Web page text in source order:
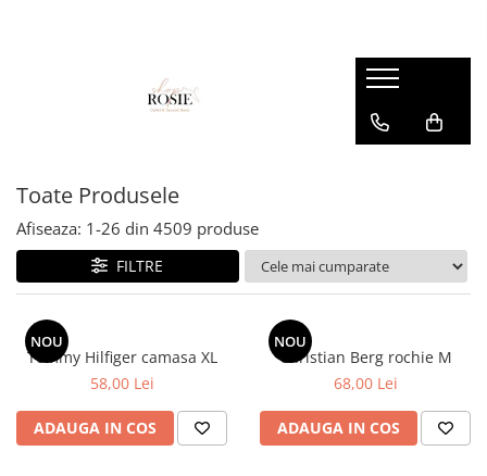
Femei
Genti
Blugi
Bluze/Topuri
Cardigane
Colanti
Fuste
Copii
Bluze
Camasi
Geci
Hanorace
Pantaloni
Pantaloni scurti
Pulovere
Bluze
body
Camasi
Geci
Hanorace
Incaltaminte
Pantaloni scurti
Toate Produsele
Afiseaza: 1-26 din 4509 produse
FILTRE
NOU
Tommy Hilfiger camasa XL
58,00 Lei
ADAUGA IN COS
NOU
Christian Berg rochie M
68,00 Lei
ADAUGA IN COS